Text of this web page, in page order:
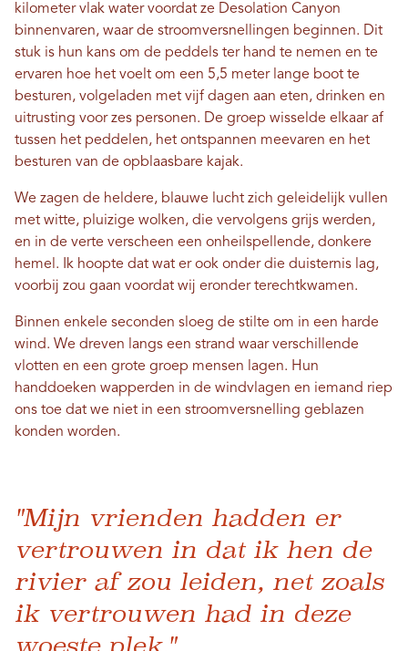
kilometer vlak water voordat ze Desolation Canyon
binnenvaren, waar de stroomversnellingen beginnen. Dit
stuk is hun kans om de peddels ter hand te nemen en te
ervaren hoe het voelt om een ​​5,5 meter lange boot te
besturen, volgeladen met vijf dagen aan eten, drinken en
uitrusting voor zes personen. De groep wisselde elkaar af
tussen het peddelen, het ontspannen meevaren en het
besturen van de opblaasbare kajak.
We zagen de heldere, blauwe lucht zich geleidelijk vullen
met witte, pluizige wolken, die vervolgens grijs werden,
en in de verte verscheen een onheilspellende, donkere
hemel. Ik hoopte dat wat er ook onder die duisternis lag,
voorbij zou gaan voordat wij eronder terechtkwamen.
Binnen enkele seconden sloeg de stilte om in een harde
wind. We dreven langs een strand waar verschillende
vlotten en een grote groep mensen lagen. Hun
handdoeken wapperden in de windvlagen en iemand riep
ons toe dat we niet in een stroomversnelling geblazen
konden worden.
"Mijn vrienden hadden er
vertrouwen in dat ik hen de
rivier af zou leiden, net zoals
ik vertrouwen had in deze
woeste plek."